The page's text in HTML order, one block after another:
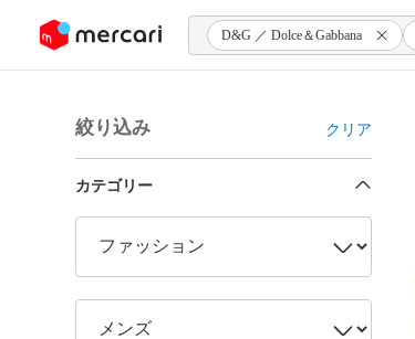
ツにスキップ D&G ／ Dolce＆Gabbana
絞り込み クリア
カテゴリー